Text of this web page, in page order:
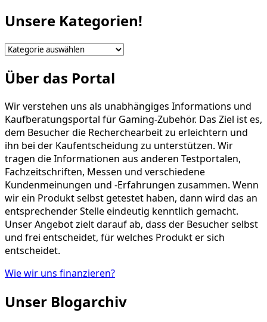
Unsere Kategorien!
Unsere
Über das Portal
Wir verstehen uns als unabhängiges Informations und
Kaufberatungsportal für Gaming-Zubehör. Das Ziel ist es,
dem Besucher die Recherchearbeit zu erleichtern und
ihn bei der Kaufentscheidung zu unterstützen. Wir
tragen die Informationen aus anderen Testportalen,
Fachzeitschriften, Messen und verschiedene
Kundenmeinungen und -Erfahrungen zusammen. Wenn
wir ein Produkt selbst getestet haben, dann wird das an
entsprechender Stelle eindeutig kenntlich gemacht.
Unser Angebot zielt darauf ab, dass der Besucher selbst
und frei entscheidet, für welches Produkt er sich
entscheidet.
Wie wir uns finanzieren?
Unser Blogarchiv